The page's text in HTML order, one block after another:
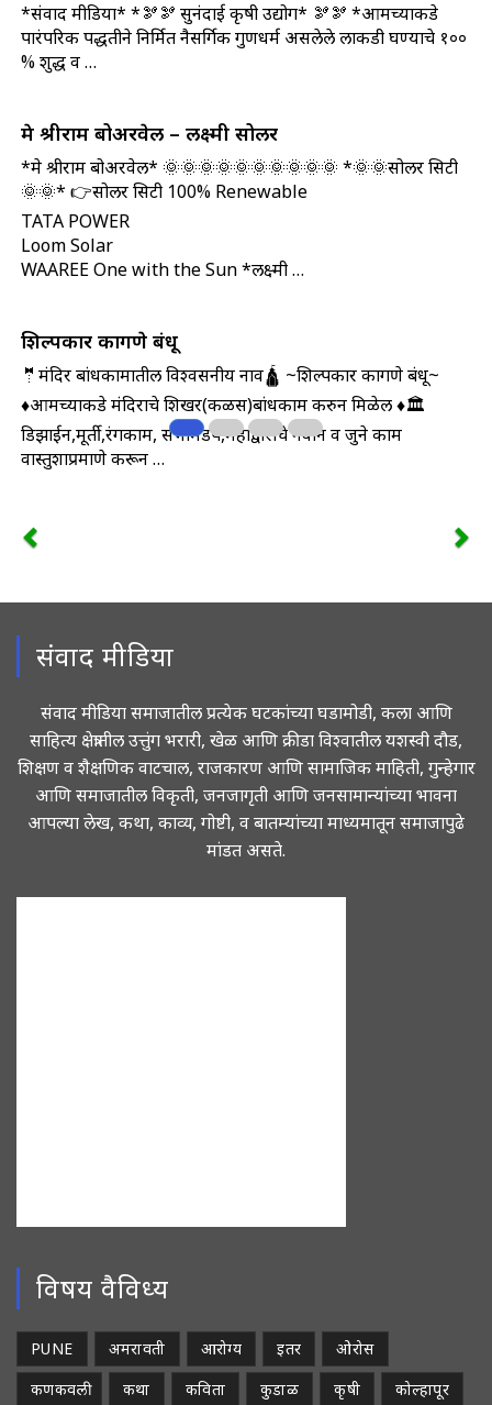
*संवाद मीडिया* *🫘🫘 सुनंदाई कृषी उद्योग* 🫘🫘 *आमच्याकडे
पारंपरिक पद्धतीने निर्मित नैसर्गिक गुणधर्म असलेले लाकडी घण्याचे १००
% शुद्ध व …
मे श्रीराम बोअरवेल – लक्ष्मी सोलर
*मे श्रीराम बोअरवेल* 🌞🌞🌞🌞🌞🌞🌞🌞🌞🌞 *🌞🌞सोलर सिटी
🌞🌞* 👉सोलर सिटी 100% Renewable
TATA POWER
Loom Solar
WAAREE One with the Sun *लक्ष्मी …
शिल्पकार कागणे बंधू
🤵मंदिर बांधकामातील विश्वसनीय नाव🛕 ~शिल्पकार कागणे बंधू~
♦आमच्याकडे मंदिराचे शिखर(कळस)बांधकाम करुन मिळेल ♦🏛️
डिझाईन,मूर्ती,रंगकाम, सभामंडप,महाद्वाराचे नवीन व जुने काम
वास्तुशात्रप्रमाणे करून …
संवाद मीडिया
संवाद मीडिया समाजातील प्रत्येक घटकांच्या घडामोडी, कला आणि
साहित्य क्षेत्रातील उत्तुंग भरारी, खेळ आणि क्रीडा विश्वातील यशस्वी दौड,
शिक्षण व शैक्षणिक वाटचाल, राजकारण आणि सामाजिक माहिती, गुन्हेगार
आणि समाजातील विकृती, जनजागृती आणि जनसामान्यांच्या भावना
आपल्या लेख, कथा, काव्य, गोष्टी, व बातम्यांच्या माध्यमातून समाजापुढे
मांडत असते.
विषय वैविध्य
PUNE अमरावती आरोग्य इतर
ओरोस
कणकवली
कथा कविता कुडाळ कृषी
कोल्हापूर